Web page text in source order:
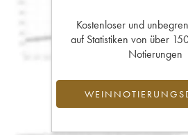
Kostenloser und
auf Statistiken von über
Notierungen